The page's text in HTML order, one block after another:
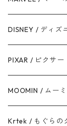
ストームトルー
ハン・ソロ
ドロイド
ボバ・フェット /
マーベルコミック
アベンジャーズ
スパイダーマン
アイアンマン
DISNEY / ディズ
ディズニーフレン
ディズニープリン
ディズニーヴィ
PIXAR / ピクサー
トイ・ストーリー
モンスターズ・
MOOMIN / ムー
Krtek / もぐらの